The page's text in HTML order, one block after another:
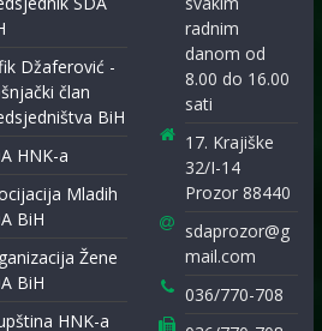
Džaferović -
član
BiH
HNK-a
Mladih
BiH
Žene
BiH
HNK-a
radnim
danom od
8.00 do 16.00
sati
17. Krajiške
32/I-14
Prozor 88440
sdaprozor@g
mail.com
036/770-708